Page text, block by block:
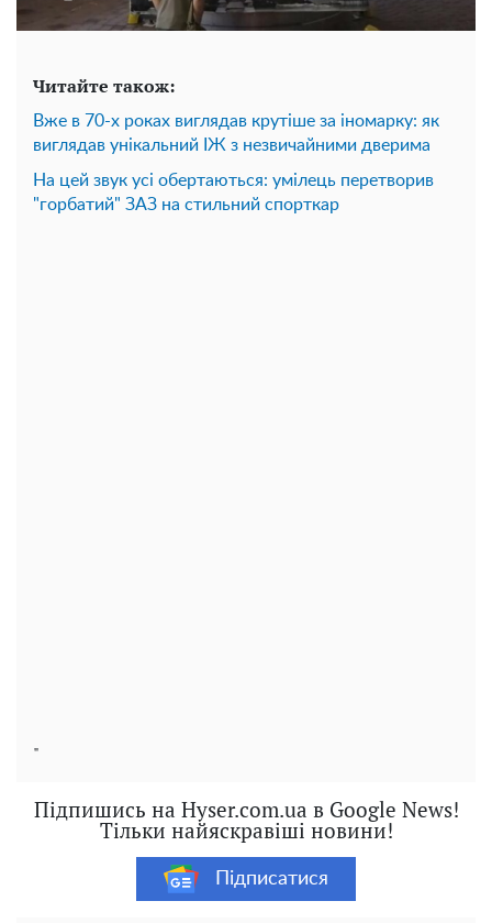
Читайте також:
Вже в 70-х роках виглядав крутіше за іномарку: як
виглядав унікальний ІЖ з незвичайними дверима
На цей звук усі обертаються: умілець перетворив
"горбатий" ЗАЗ на стильний спорткар
"
Підпишись на Hyser.com.ua в Google News!
Тільки найяскравіші новини!
Підписатися